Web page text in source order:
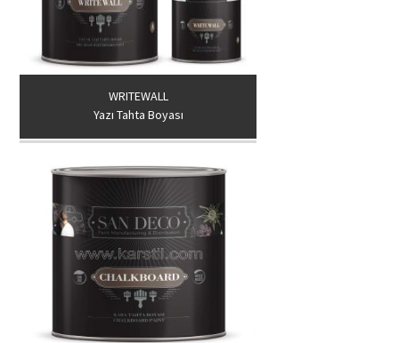
WRITEWALL
Yazı Tahta Boyası